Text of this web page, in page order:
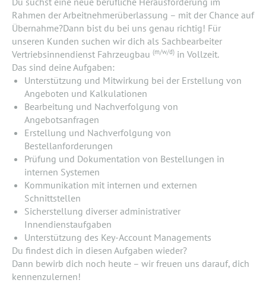
Rahmen der Arbeitnehmerüberlassung – mit der Chance auf
Übernahme?Dann bist du bei uns genau richtig! Für
unseren Kunden suchen wir dich als Sachbearbeiter
Vertriebsinnendienst Fahrzeugbau (m/w/d) in Vollzeit.
Das sind deine Aufgaben:
Unterstützung und Mitwirkung bei der Erstellung von
Angeboten und Kalkulationen
Bearbeitung und Nachverfolgung von
Angebotsanfragen
Erstellung und Nachverfolgung von
Bestellanforderungen
Prüfung und Dokumentation von Bestellungen in
internen Systemen
Kommunikation mit internen und externen
Schnittstellen
Sicherstellung diverser administrativer
Innendienstaufgaben
Unterstützung des Key-Account Managements
Du findest dich in diesen Aufgaben wieder?
Dann bewirb dich noch heute – wir freuen uns darauf, dich
kennenzulernen!